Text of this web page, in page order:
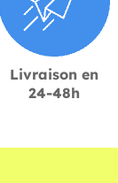
Livraison en
24-48h